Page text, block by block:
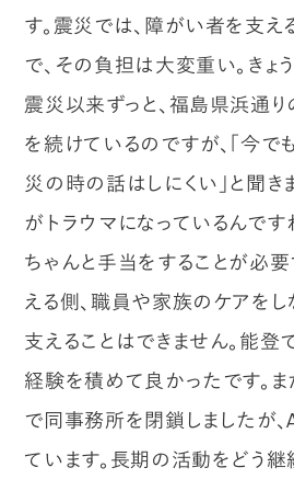
す。震災では、障がい者を支
で、その負担は大変重い。きょ
震災以来ずっと、福島県浜通
を続けているのですが、「今で
災の時の話はしにくい」と聞き
がトラウマになっているんです
ちゃんと手当をすることが必
える側、職員や家族のケアを
支えることはできません。能登
経験を積めて良かったです。
で同事務所を閉鎖しましたが
ています。長期の活動をどう継